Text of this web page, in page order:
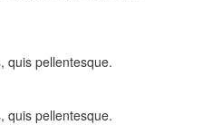
quis pellentesque.
quis pellentesque.